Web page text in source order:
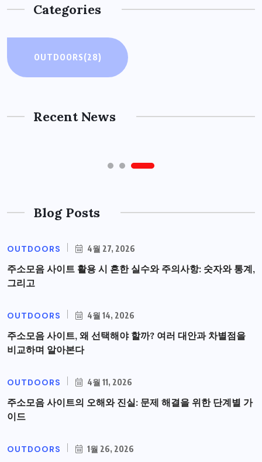
Categories
OUTDOORS(28)
Recent News
OUTDOORS
주소모음 사이트의 오해와 진실: 문제
Blog Posts
OUTDOORS 4월 27, 2026
주소모음 사이트 활용 시 흔한 실수와 주의사항: 숫자와 통계,
그리고
OUTDOORS 4월 14, 2026
주소모음 사이트, 왜 선택해야 할까? 여러 대안과 차별점을
비교하며 알아본다
OUTDOORS 4월 11, 2026
주소모음 사이트의 오해와 진실: 문제 해결을 위한 단계별 가
이드
OUTDOORS 1월 26, 2026